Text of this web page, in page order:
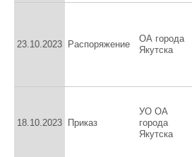
23.10.2023 Распоряжение
ОА города
Якутска
18.10.2023 Приказ
УО ОА
города
Якутска